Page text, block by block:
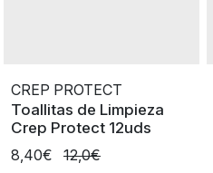
CREP PROTECT
Toallitas de Limpieza
Crep Protect 12uds
8,40€
12,0€